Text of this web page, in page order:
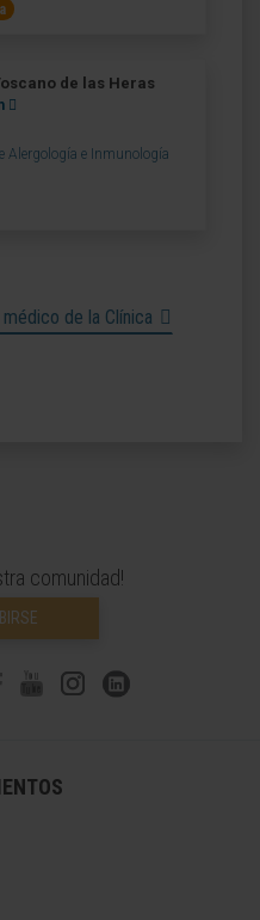
de las Heras
Alergología e Inmunología
de la Clínica
comunidad!